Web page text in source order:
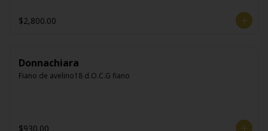
$2,800.00
Donnachiara
Fiano de avelino18 d.O.C.G fiano
$930.00